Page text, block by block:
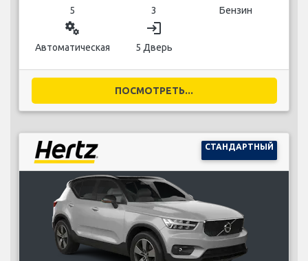
5 3 Бензин
miscellaneous_services
Автоматическая
login
5 Дверь
ПОСМОТРЕТЬ...
СТАНДАРТНЫЙ